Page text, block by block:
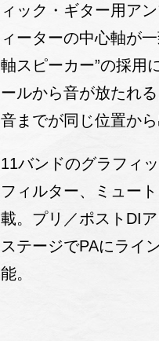
ィック・ギター用ア
ィーターの中心軸が
軸スピーカー”の採用
ールから音が放たれ
音までが同じ位置から
11バンドのグラフィ
フィルター、ミュー
載。プリ／ポストDIア
ステージでPAにライ
能。